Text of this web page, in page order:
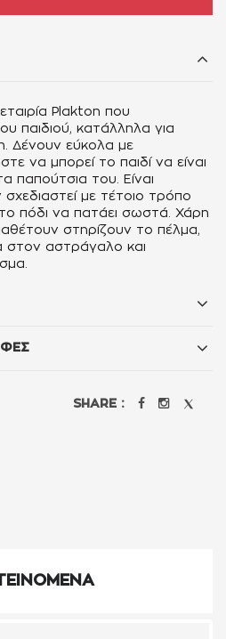
Plakton που
παιδιού, κατάλληλα για
Δένουν εύκολα με
να μπορεί το παιδί να είναι
παπούτσια του. Είναι
με τέτοιο τρόπο
πόδι να πατάει σωστά. Χάρη
στηρίζουν το πέλμα,
στον αστράγαλο και
SHARE :